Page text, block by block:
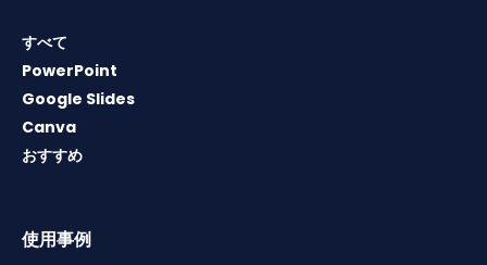
すべて
PowerPoint
Google Slides
Canva
おすすめ
使用事例